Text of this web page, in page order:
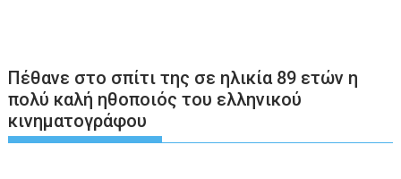
Πέθανε στο σπίτι της σε ηλικία 89 ετών η
πολύ καλή ηθοποιός του ελληνικού
κινηματογράφου